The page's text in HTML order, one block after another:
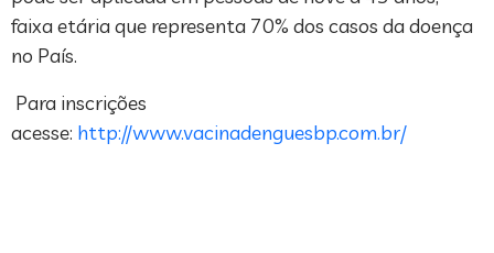
faixa etária que representa 70% dos casos da doença
no País.
Para inscrições
acesse: http://www.vacinadenguesbp.com.br/